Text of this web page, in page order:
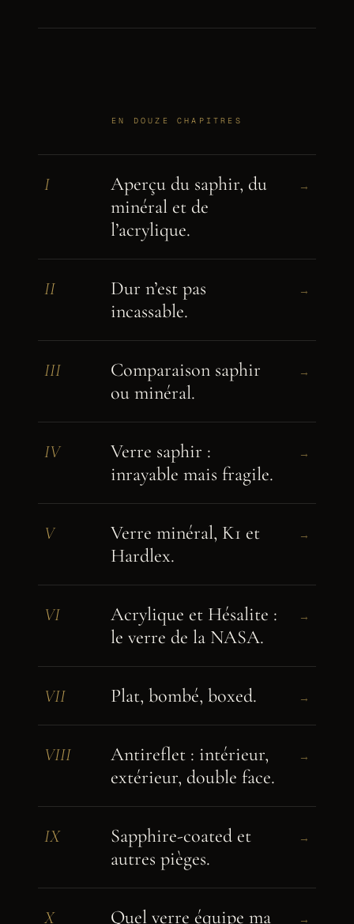
EN DOUZE CHAPITRES
I
Aperçu du saphir, du
minéral et de
l’acrylique.
→
II
Dur n’est pas
incassable.
→
III
Comparaison saphir
ou minéral.
→
IV
Verre saphir :
inrayable mais fragile.
→
V
Verre minéral, K1 et
Hardlex.
→
VI
Acrylique et Hésalite :
le verre de la NASA.
→
VII Plat, bombé, boxed. →
VIII
Antireflet : intérieur,
extérieur, double face.
→
IX
Sapphire-coated et
autres pièges.
→
X Quel verre équipe ma →